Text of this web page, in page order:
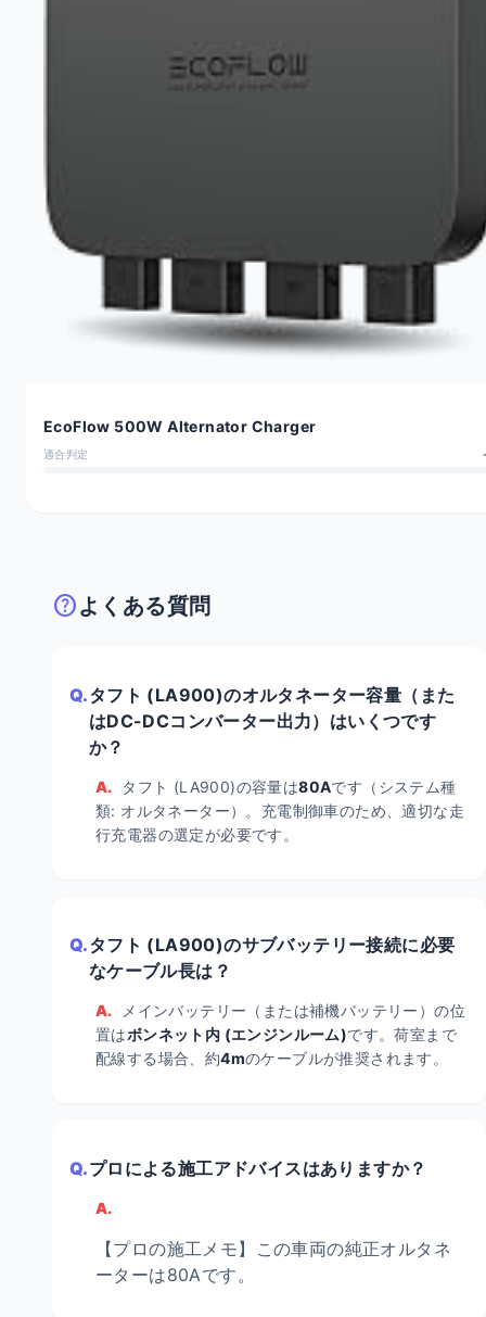
EcoFlow 500W Alternator Charger
適合判定
helpよくある質問
Q.タフト (LA900)のオルタネーター容量（また
はDC-DCコンバーター出力）はいくつです
か？
A. タフト (LA900)の容量は80Aです（システム種
類: オルタネーター）。充電制御車のため、適切な走
行充電器の選定が必要です。
Q.タフト (LA900)のサブバッテリー接続に必要
なケーブル長は？
A.
メインバッテリー（または補機バッテリー）の位
置はボンネット内 (エンジンルーム)です。荷室まで
配線する場合、約4mのケーブルが推奨されます。
Q.プロによる施工アドバイスはありますか？
A.
【プロの施工メモ】この車両の純正オルタネ
ーターは80Aです。